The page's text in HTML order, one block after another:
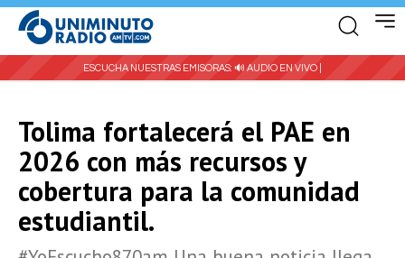
ESCUCHA NUESTRAS EMISORAS: 🔊 AUDIO EN VIVO |
Tolima fortalecerá el PAE en
2026 con más recursos y
cobertura para la comunidad
estudiantil.